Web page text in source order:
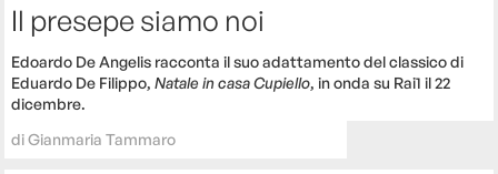
Il presepe siamo noi
Edoardo De Angelis racconta il suo adattamento del classico di
Eduardo De Filippo,Natale in casa Cupiello, in onda su Rai1 il 22
dicembre.
diGianmaria Tammaro